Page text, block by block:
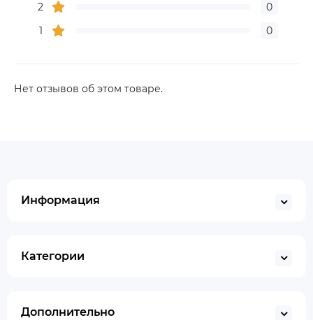
2
0
1
0
Нет отзывов об этом товаре.
Информация
Категории
Дополнительно